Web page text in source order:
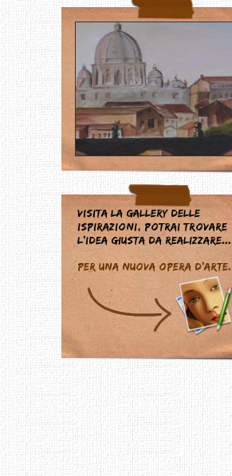
Visita la gallery delle
ispirazioni, potrai trovare
l'idea giusta da realizzare...
Per una nuova opera d'arte.